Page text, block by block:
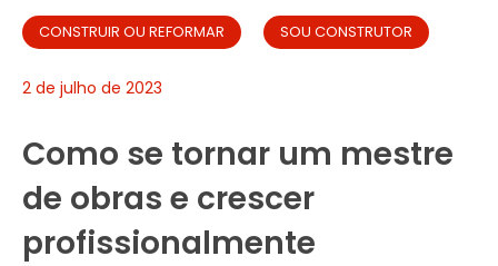
CONSTRUIR OU REFORMAR SOU CONSTRUTOR
2 de julho de 2023
Como se tornar um mestre
de obras e crescer
profissionalmente